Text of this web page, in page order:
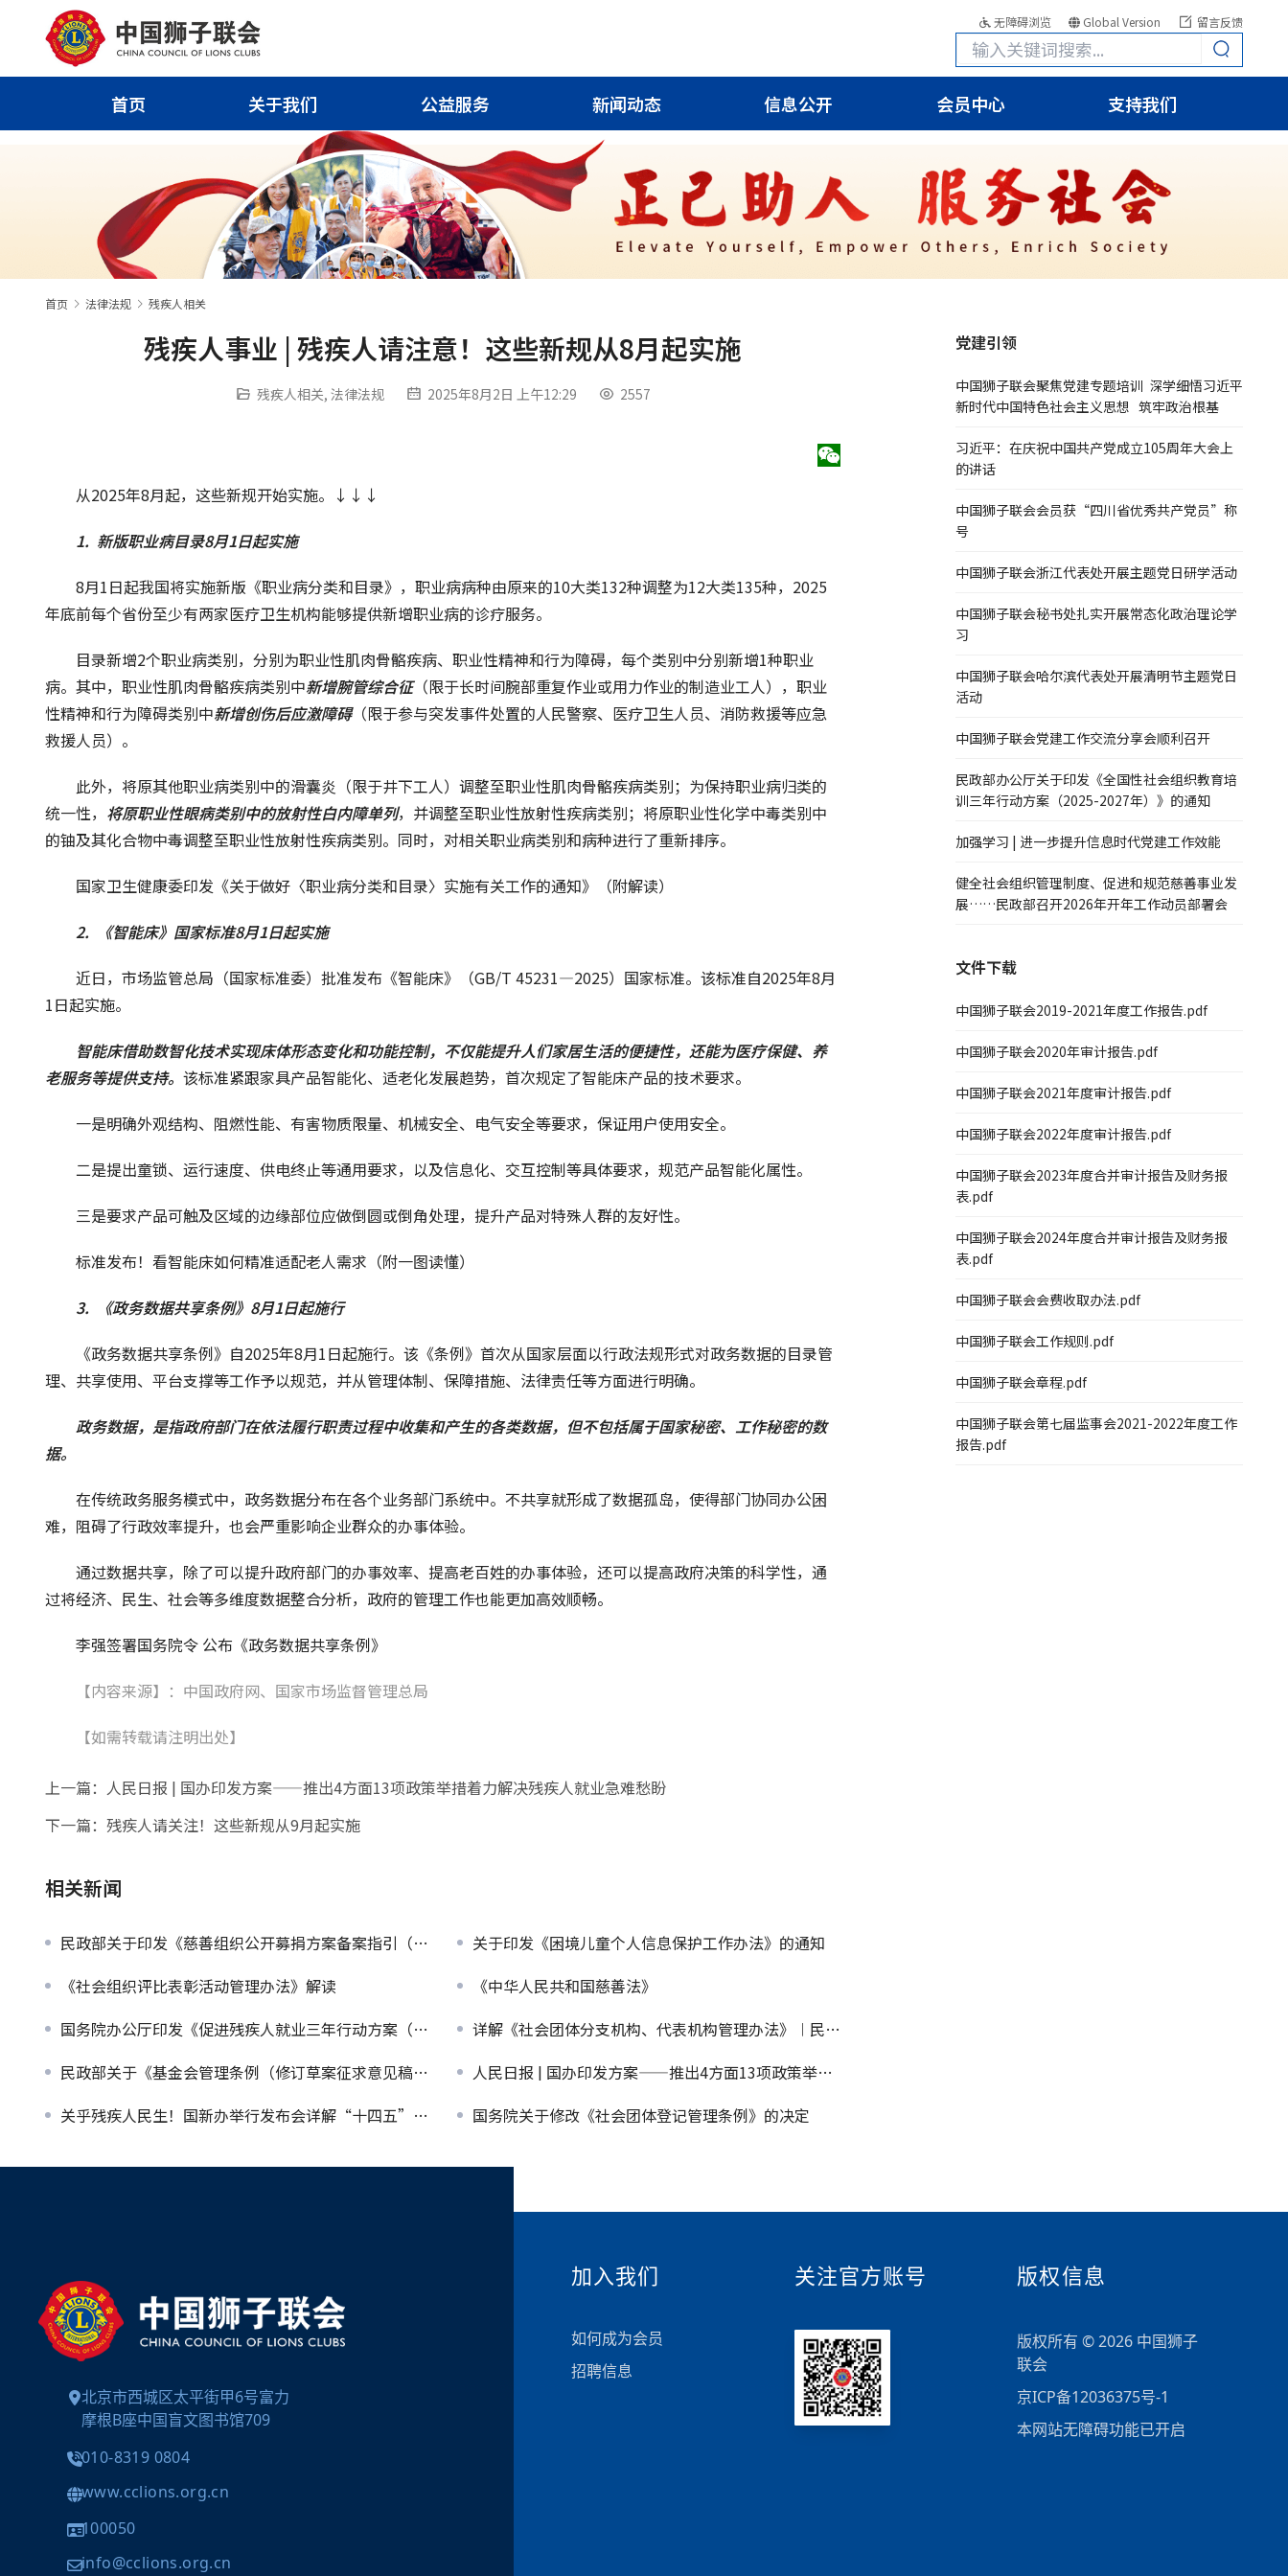
无障碍浏览 Global Version 留言反馈
首页 关于我们 公益服务 新闻动态 信息公开 会员中心 支持我们
首页 法律法规 残疾人相关
残疾人事业 | 残疾人请注意！这些新规从8月起实施
残疾人相关, 法律法规 2025年8月2日 上午12:29 2557
从2025年8月起，这些新规开始实施。↓↓↓
1. 新版职业病目录8月1日起实施
8月1日起我国将实施新版《职业病分类和目录》，职业病病种由原来的10大类132种调整为12大类135种，2025
年底前每个省份至少有两家医疗卫生机构能够提供新增职业病的诊疗服务。
目录新增2个职业病类别，分别为职业性肌肉骨骼疾病、职业性精神和行为障碍，每个类别中分别新增1种职业
病。其中，职业性肌肉骨骼疾病类别中新增腕管综合征（限于长时间腕部重复作业或用力作业的制造业工人），职业
性精神和行为障碍类别中新增创伤后应激障碍（限于参与突发事件处置的人民警察、医疗卫生人员、消防救援等应急
救援人员）。
此外，将原其他职业病类别中的滑囊炎（限于井下工人）调整至职业性肌肉骨骼疾病类别；为保持职业病归类的
统一性， 将原职业性眼病类别中的放射性白内障单列，并调整至职业性放射性疾病类别；将原职业性化学中毒类别中
的铀及其化合物中毒调整至职业性放射性疾病类别。同时，对相关职业病类别和病种进行了重新排序。
国家卫生健康委印发《关于做好〈职业病分类和目录〉实施有关工作的通知》（附解读）
2.  《智能床》国家标准8月1日起实施
近日，市场监管总局（国家标准委）批准发布《智能床》（GB/T 45231—2025）国家标准。该标准自2025年8月
1日起实施。
智能床借助数智化技术实现床体形态变化和功能控制， 不仅能提升人们家居生活的便捷性，还能为医疗保健、养
老服务等提供支持。 该标准紧跟家具产品智能化、适老化发展趋势，首次规定了智能床产品的技术要求。
一是明确外观结构、阻燃性能、有害物质限量、机械安全、电气安全等要求，保证用户使用安全。
二是提出童锁、运行速度、供电终止等通用要求，以及信息化、交互控制等具体要求，规范产品智能化属性。
三是要求产品可触及区域的边缘部位应做倒圆或倒角处理，提升产品对特殊人群的友好性。
标准发布！看智能床如何精准适配老人需求（附一图读懂）
3.  《政务数据共享条例》8月1日起施行
《政务数据共享条例》自2025年8月1日起施行。该《条例》首次从国家层面以行政法规形式对政务数据的目录管
理、共享使用、平台支撑等工作予以规范，并从管理体制、保障措施、法律责任等方面进行明确。
政务数据，是指政府部门在依法履行职责过程中收集和产生的各类数据，但不包括属于国家秘密、工作秘密的数
据。
在传统政务服务模式中，政务数据分布在各个业务部门系统中。不共享就形成了数据孤岛，使得部门协同办公困
难，阻碍了行政效率提升，也会严重影响企业群众的办事体验。
通过数据共享，除了可以提升政府部门的办事效率、提高老百姓的办事体验，还可以提高政府决策的科学性，通
过将经济、民生、社会等多维度数据整合分析，政府的管理工作也能更加高效顺畅。
李强签署国务院令 公布《政务数据共享条例》
【内容来源】：中国政府网、国家市场监督管理总局
【如需转载请注明出处】
上一篇： 人民日报 | 国办印发方案——推出4方面13项政策举措着力解决残疾人就业急难愁盼
下一篇： 残疾人请关注！这些新规从9月起实施
相关新闻
民政部关于印发《慈善组织公开募捐方案备案指引（试行）》的通知
关于印发《困境儿童个人信息保护工作办法》的通知
《社会组织评比表彰活动管理办法》解读
《中华人民共和国慈善法》
国务院办公厅印发《促进残疾人就业三年行动方案（2025—2027年）》
详解《社会团体分支机构、代表机构管理办法》︱民政部2026年三季度发布会
民政部关于《基金会管理条例（修订草案征求意见稿）》公开征求意见的通知
人民日报 | 国办印发方案——推出4方面13项政策举措着力解决残疾人就业急难愁盼
关乎残疾人民生！国新办举行发布会详解“十四五”民政暖心成绩
国务院关于修改《社会团体登记管理条例》的决定
党建引领
中国狮子联会聚焦党建专题培训 深学细悟习近平
新时代中国特色社会主义思想 筑牢政治根基
习近平：在庆祝中国共产党成立105周年大会上
的讲话
中国狮子联会会员获“四川省优秀共产党员”称
号
中国狮子联会浙江代表处开展主题党日研学活动
中国狮子联会秘书处扎实开展常态化政治理论学
习
中国狮子联会哈尔滨代表处开展清明节主题党日
活动
中国狮子联会党建工作交流分享会顺利召开
民政部办公厅关于印发《全国性社会组织教育培
训三年行动方案（2025-2027年）》的通知
加强学习 | 进一步提升信息时代党建工作效能
健全社会组织管理制度、促进和规范慈善事业发
展……民政部召开2026年开年工作动员部署会
文件下载
中国狮子联会2019-2021年度工作报告.pdf
中国狮子联会2020年审计报告.pdf
中国狮子联会2021年度审计报告.pdf
中国狮子联会2022年度审计报告.pdf
中国狮子联会2023年度合并审计报告及财务报
表.pdf
中国狮子联会2024年度合并审计报告及财务报
表.pdf
中国狮子联会会费收取办法.pdf
中国狮子联会工作规则.pdf
中国狮子联会章程.pdf
中国狮子联会第七届监事会2021-2022年度工作
报告.pdf
北京市西城区太平街甲6号富力
摩根B座中国盲文图书馆709
010-8319 0804
www.cclions.org.cn
100050
info@cclions.org.cn
加入我们
如何成为会员
招聘信息
关注官方账号 版权信息
版权所有 © 2026 中国狮子
联会
京ICP备12036375号-1
本网站无障碍功能已开启